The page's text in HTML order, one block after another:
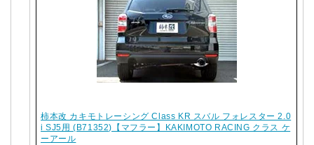
柿本改 カキモトレーシング Class KR スバル フォレスター 2.0
i SJ5用 (B71352)【マフラー】KAKIMOTO RACING クラス ケ
ーアール